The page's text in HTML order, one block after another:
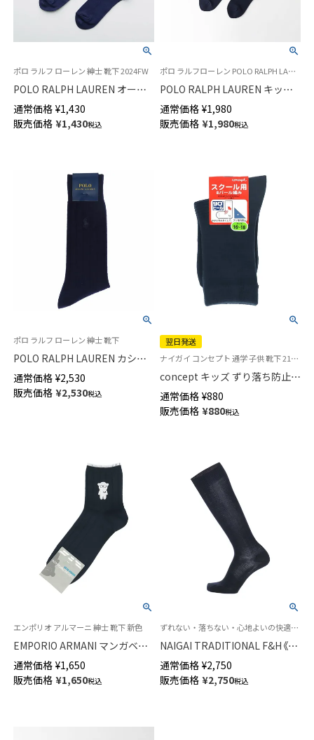
ポロ ラルフ ローレン 紳士 靴下 2024FW
POLO RALPH LAUREN オーガ
ニックコットン混 アーガイル
クルー丈 メンズ ソックス【25-
27cm】【27-29cm】 02012452
通常価格 ¥1,430
販売価格 ¥1,430税込
ポロ ラルフローレン POLO RALPH LAUREN キッズ 子供 靴下 旧04813673
POLO RALPH LAUREN キッズ
ハイソックス 折り返しピコット
ミシン フリル 04813773
通常価格 ¥1,980
販売価格 ¥1,980税込
ポロ ラルフ ローレン 紳士 靴下
POLO RALPH LAUREN カシミ
ヤ混 リブ ビジネスソックス ク
ルー丈 メンズ 日本製 02041412
通常価格 ¥2,530
販売価格 ¥2,530税込
翌日発送
ナイガイ コンセプト 通学 子供 靴下 21S-16
concept キッズ ずり落ち防止
スクールソックス クルー丈 足
首パール編み かかと大きめ 直
角ヒール【365日最短翌日発送】
通常価格 ¥880
販売価格 ¥880税込
エンポリオ アルマーニ 紳士 靴下 新色
EMPORIO ARMANI マンガベア
刺繍 ショート丈ソックス メン
ズ 02322386
通常価格 ¥1,650
販売価格 ¥1,650税込
ずれない・落ちない・心地よいの快適トリプルニット
NAIGAI TRADITIONAL F&H《毛
混》ロングホーズ 部位で編み方
を変えたトリプルニット ハイソ
ックス メンズ 02391909
通常価格 ¥2,750
販売価格 ¥2,750税込